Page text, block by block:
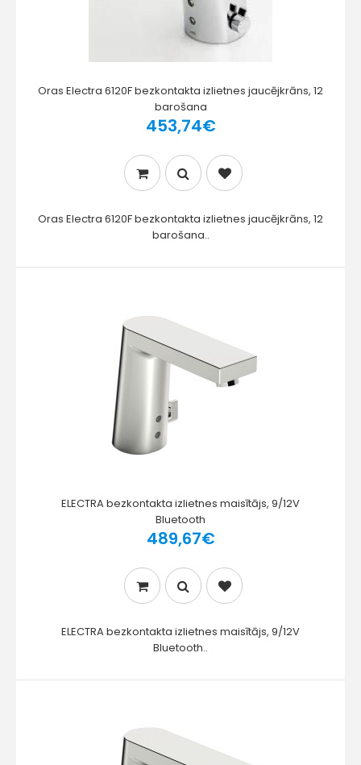
Oras Electra 6120F bezkontakta izlietnes jaucējkrāns, 12
barošana
453,74€
Oras Electra 6120F bezkontakta izlietnes jaucējkrāns, 12
barošana..
ELECTRA bezkontakta izlietnes maisītājs, 9/12V
Bluetooth
489,67€
ELECTRA bezkontakta izlietnes maisītājs, 9/12V
Bluetooth..